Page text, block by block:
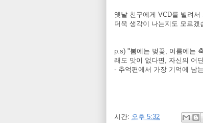
옛날 친구에게 VCD를 빌려
더욱 생각이 나는지도 모르
p.s) "봄에는 벚꽃, 여름에는
래도 맛이 없다면, 자신의 어
- 추억편에서 가장 기억에 남
시간: 오후 5:32